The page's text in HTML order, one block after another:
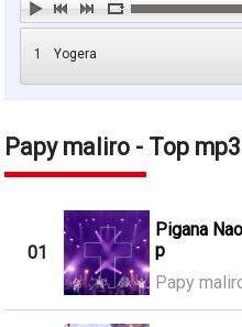
1 Yogera
Papy maliro - Top
01
Pigana
p
Papy